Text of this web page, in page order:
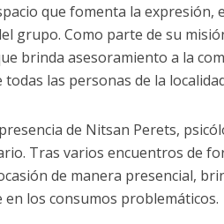
que fomenta la expresión,
grupo. Como parte de su
brinda asesoramiento a la
todas las personas de la
de Nitsan Perets,
Tras varios encuentros de
de manera presencial,
en los consumos problemáticos.